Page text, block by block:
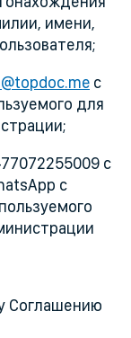
имени,
с
для
с
с
Соглашению